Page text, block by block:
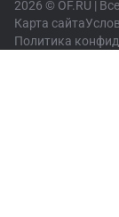
2026 © OF.RU |
Карта сайта
Политика